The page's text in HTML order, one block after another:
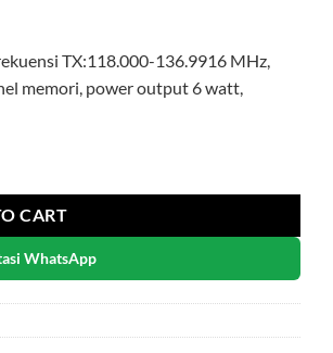
TX:118.000-136.9916 MHz,
memori, power output 6 watt,
CART
WhatsApp